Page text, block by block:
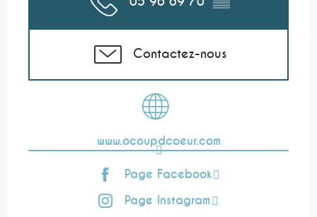
Contactez-nous
www.ocoupdcoeur.com
Page Facebook
Page Instagram